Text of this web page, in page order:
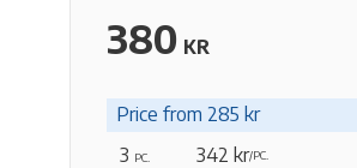
380 KR
Price from 285 kr
3 PC. 342 kr/PC.